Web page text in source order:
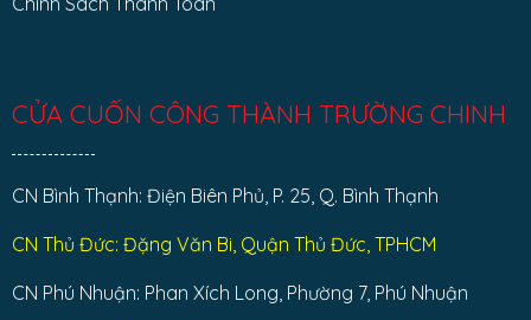
CỬA CUỐN CÔNG THÀNH TRƯỜNG CHINH
CN Bình Thạnh: Điện Biên Phủ, P. 25, Q. Bình Thạnh
CN Thủ Đức: Đặng Văn Bi, Quận Thủ Đức, TPHCM
CN Phú Nhuận: Phan Xích Long, Phường 7, Phú Nhuận